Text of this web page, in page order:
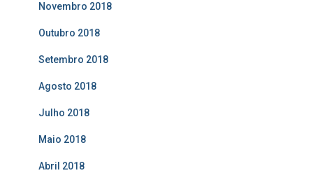
Novembro 2018
Outubro 2018
Setembro 2018
Agosto 2018
Julho 2018
Maio 2018
Abril 2018